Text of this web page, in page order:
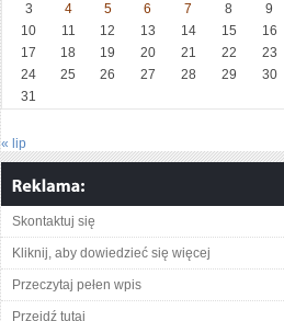
3
4 5 6 7 8
9
10
11 12 13 14 15
16
17
18 19 20 21 22
23
24
25 26 27 28 29
30
31
« lip
Skontaktuj się
Kliknij, aby dowiedzieć się więcej
Przeczytaj pełen wpis
Przejdź tutaj